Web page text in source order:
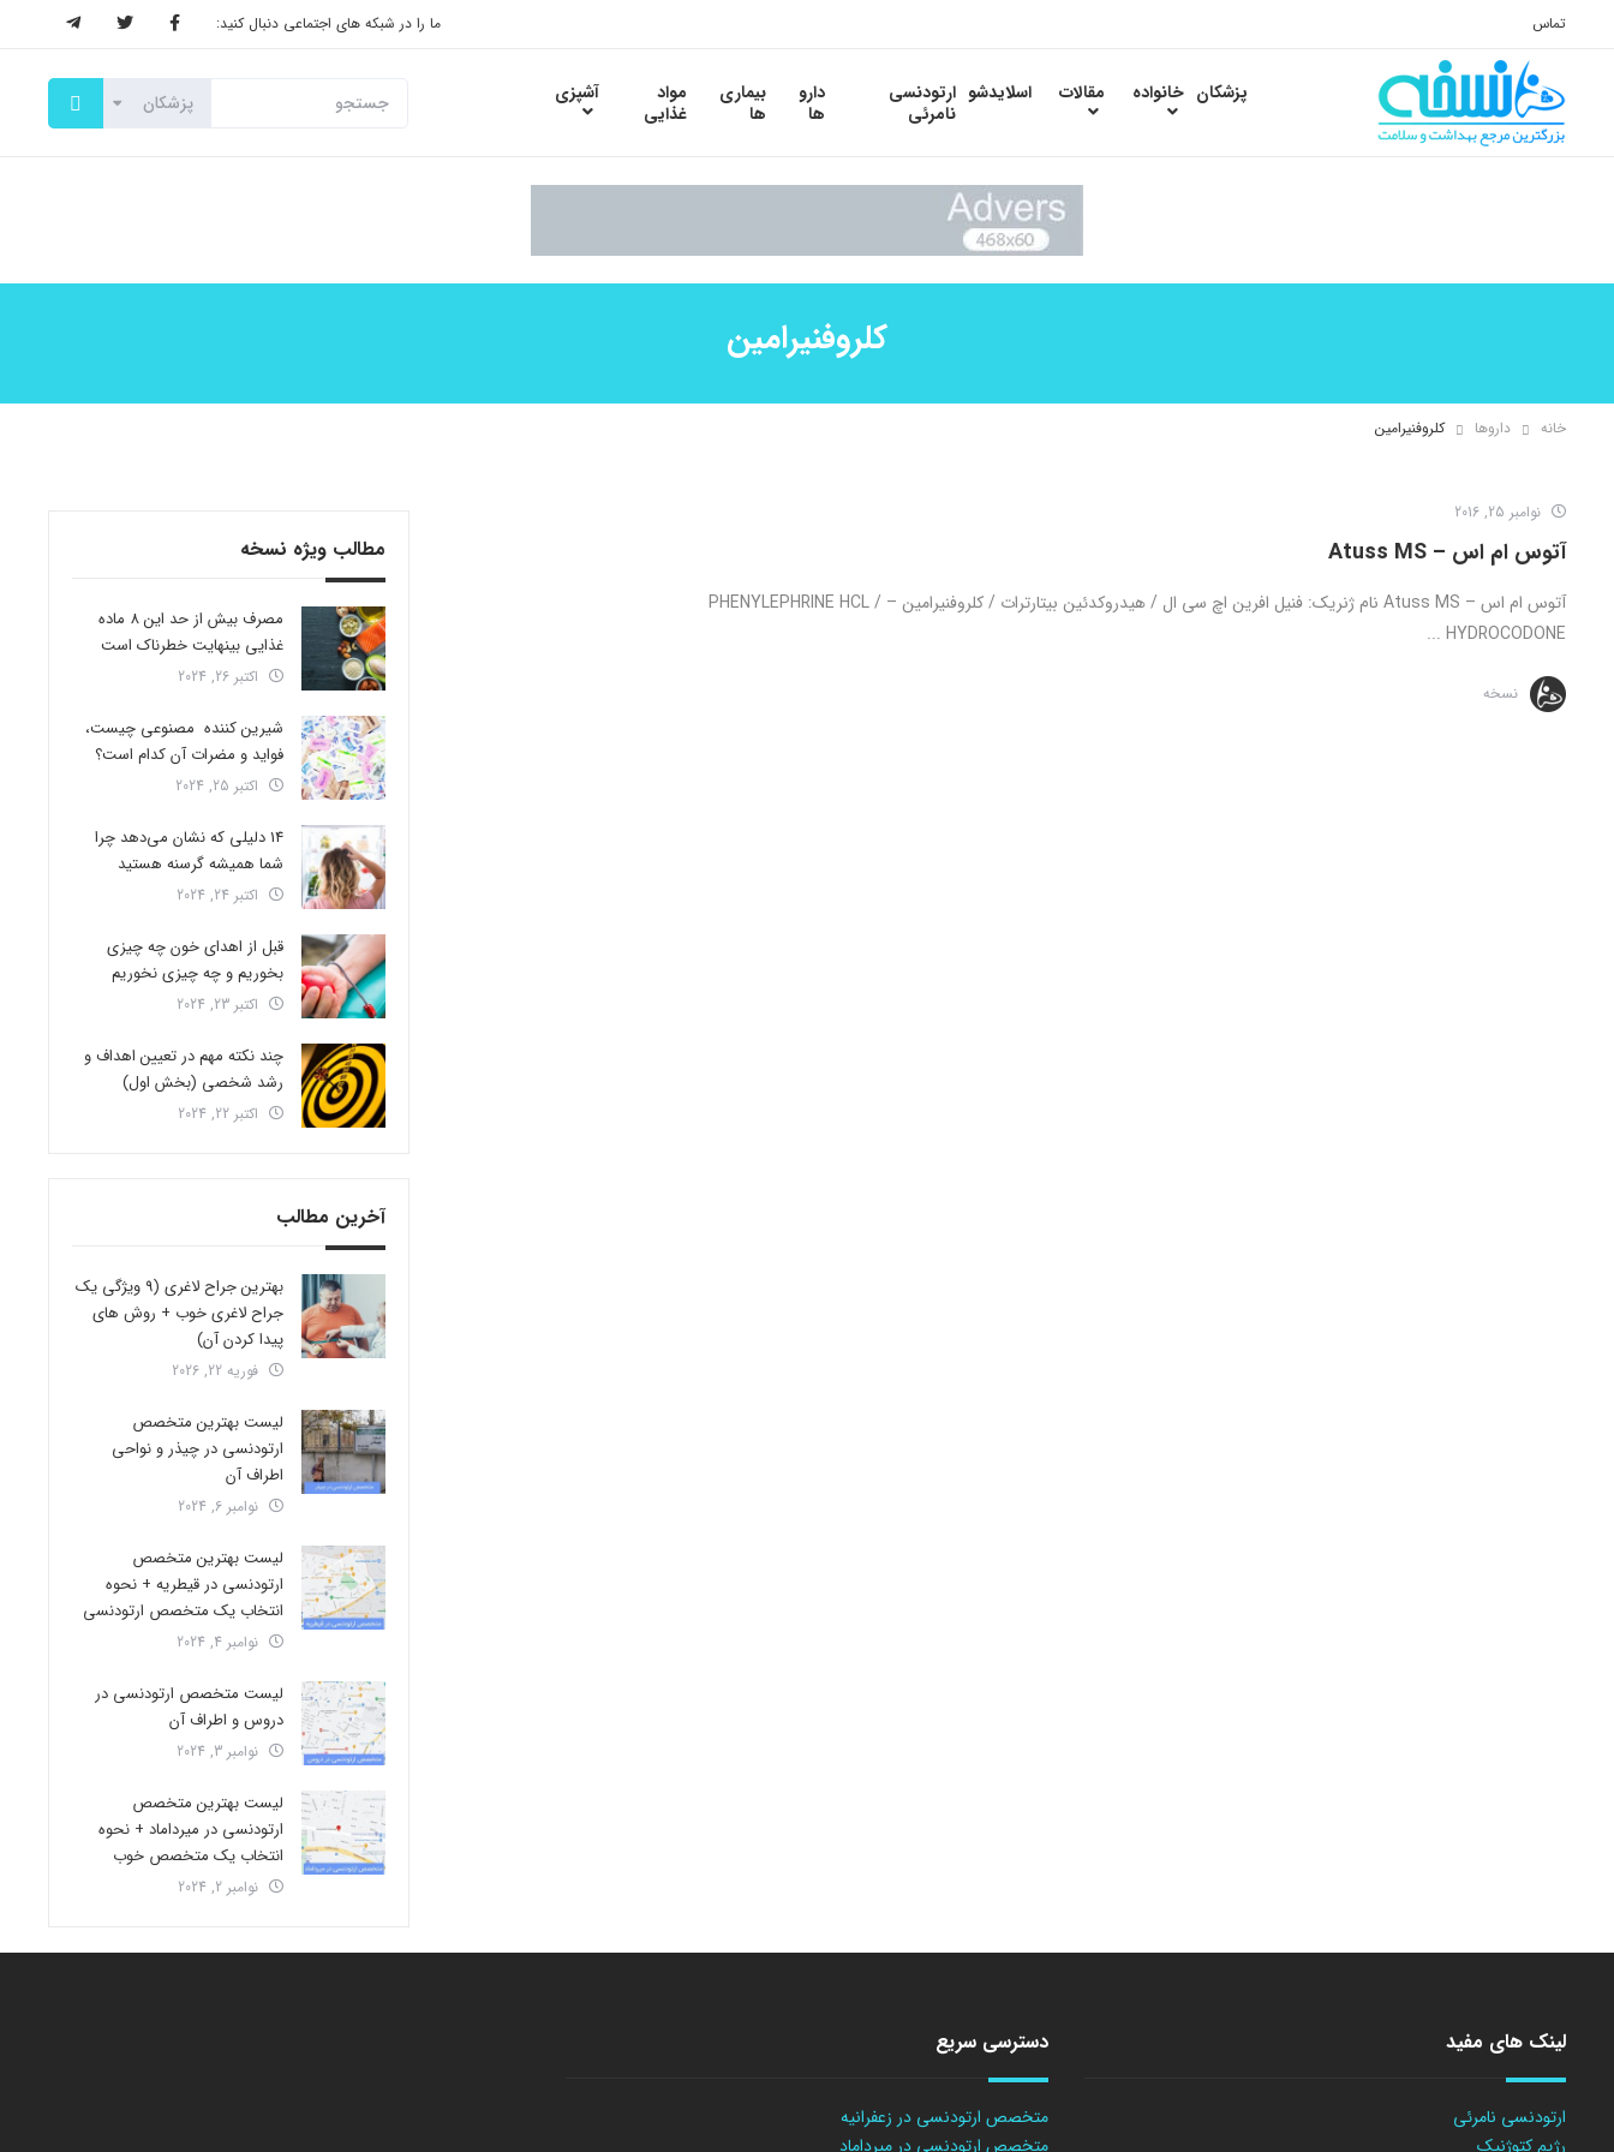
تماس ما را در شبکه های اجتماعی دنبال کنید:
پزشکان خانواده مقالات اسلایدشو ارتودنسی
نامرئی
دارو
ها
بیماری
ها
مواد
غذایی
آشپزی
کلروفنیرامین
خانه داروها کلروفنیرامین
نوامبر 25, 2016
آتوس ام اس – Atuss MS
آتوس ام اس – Atuss MS نام ژنریک: فنیل افرین اچ سی ال / هیدروکدئین بیتارترات / کلروفنیرامین – PHENYLEPHRINE HCL /
HYDROCODONE ...
نسخه
مطالب ویژه نسخه
مصرف بیش از حد این 8 ماده
غذایی بینهایت خطرناک است
اکتبر 26, 2024
شیرین کننده مصنوعی چیست،
فواید و مضرات آن کدام است؟
اکتبر 25, 2024
14 دلیلی که نشان می‌دهد چرا
شما همیشه گرسنه هستید
اکتبر 24, 2024
قبل از اهدای خون چه چیزی
بخوریم و چه چیزی نخوریم
اکتبر 23, 2024
چند نکته مهم در تعیین اهداف و
رشد شخصی (بخش اول)
اکتبر 22, 2024
آخرین مطالب
بهترین جراح لاغری (9 ویژگی یک
جراح لاغری خوب + روش های
پیدا کردن آن)
فوریه 22, 2026
لیست بهترین متخصص
ارتودنسی در چیذر و نواحی
اطراف آن
نوامبر 6, 2024
لیست بهترین متخصص
ارتودنسی در قیطریه + نحوه
انتخاب یک متخصص ارتودنسی
نوامبر 4, 2024
لیست متخصص ارتودنسی در
دروس و اطراف آن
نوامبر 3, 2024
لیست بهترین متخصص
ارتودنسی در میرداماد + نحوه
انتخاب یک متخصص خوب
نوامبر 2, 2024
لینک های مفید
ارتودنسی نامرئی
رژیم کتوژنیک
دسترسی سریع
متخصص ارتودنسی در زعفرانیه
متخصص ارتودنسی در میرداماد